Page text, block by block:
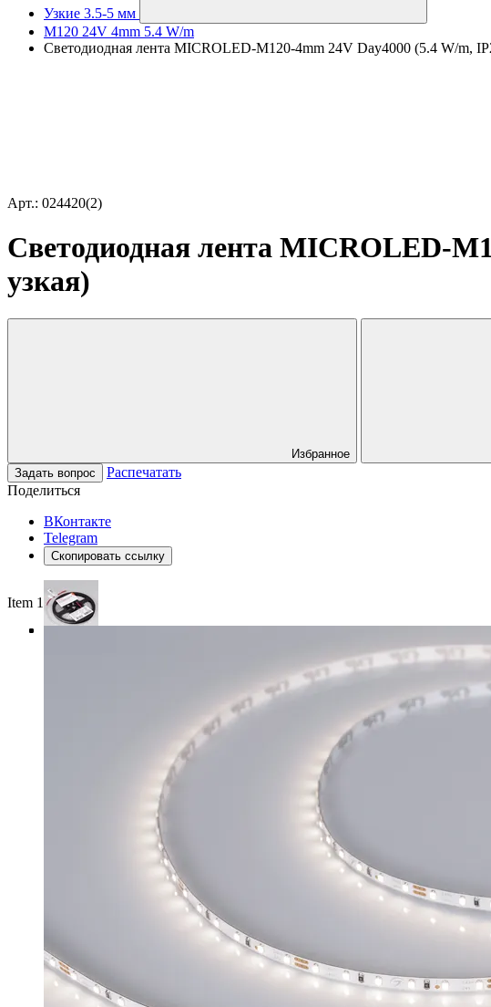
Узкие 3.5-5 мм
M120 24V 4mm 5.4 W/m
Светодиодная лента MICROLED-M120-4mm 24V Day4000 (5.4 W/m,
Арт.: 024420(2)
Светодиодная лента MICROLED-
узкая)
Избранное
Задать вопрос
Распечатать
Поделиться
ВКонтакте
Telegram
Скопировать ссылку
Item 1 of 4